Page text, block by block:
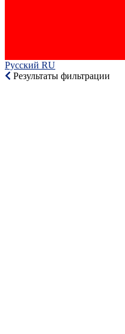
Русский RU‎
Результаты фильтрации